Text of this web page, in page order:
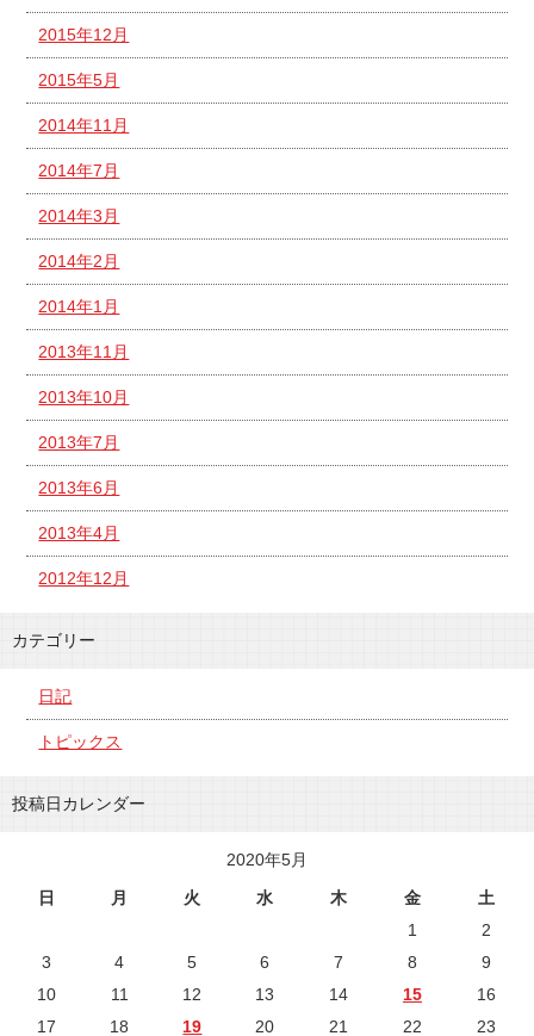
2015年12月
2015年5月
2014年11月
2014年7月
2014年3月
2014年2月
2014年1月
2013年11月
2013年10月
2013年7月
2013年6月
2013年4月
2012年12月
カテゴリー
日記
トピックス
投稿日カレンダー
2020年5月
日
月 火 水 木 金
土
1
2
3
4 5 6 7 8
9
10
11 12 13 14 15
16
17
18 19 20 21 22 23